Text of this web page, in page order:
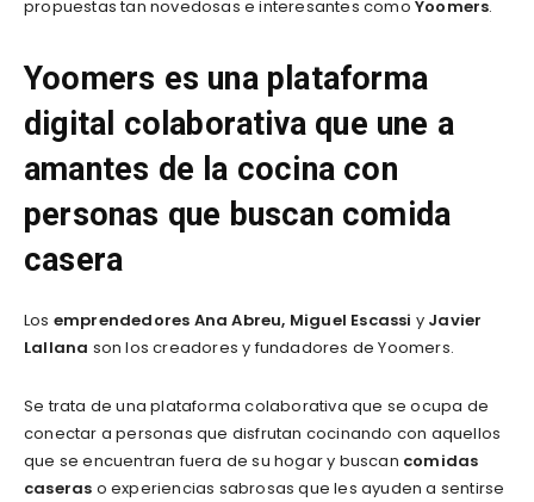
propuestas tan novedosas e interesantes comoYoomers.
Yoomers es una plataforma
digital colaborativa que une a
amantes de la cocina con
personas que buscan comida
casera
Los emprendedores Ana Abreu, Miguel Escassi y Javier
Lallana son los creadores y fundadores de Yoomers.
Se trata de una plataforma colaborativa que se ocupa de
conectar a personas que disfrutan cocinando con aquellos
que se encuentran fuera de su hogar y buscan comidas
caseras o experiencias sabrosas que les ayuden a sentirse